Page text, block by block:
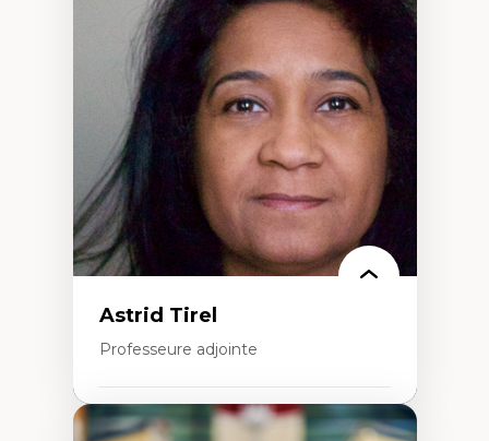
Innovation sociale
Technologies sociales
Entrepreneuriat social et collectif
Approches critiques et décoloniales
Discours, récits et narratologie en
management
Transformation socioéconomique des
communautés marginalisées
Politiques d’inclusion et économie solidaire
Études organisationnelles critiques
Créativité et management culturel
Méthodologies qualitatives
Astrid Tirel
Professeure adjointe
Expertises